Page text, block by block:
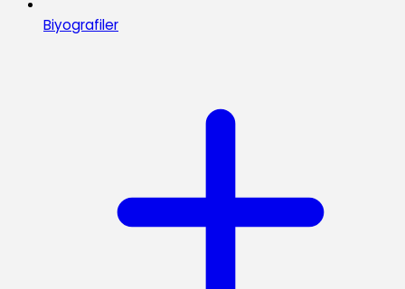
Biyografiler